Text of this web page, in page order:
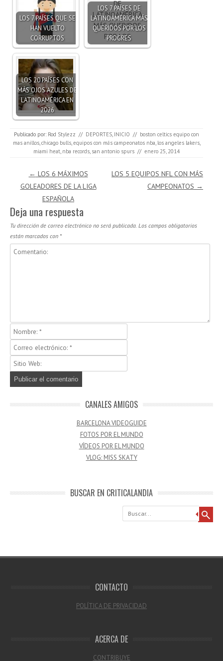
LOS 7 PAÍSES QUE SE
HAN VUELTO
CORRUPTOS
LOS 7 PAÍSES DE
LATINOAMÉRICA MÁS
QUERIDOS POR LOS
PROGRES
LOS 20 PAÍSES CON
MÁS OJOS AZULES DE
LATINOAMÉRICA EN
2026
Publicado por: Rod Stylezz // DEPORTES, INICIO // boston celtics equipo con
mas anillos,chicago bulls,equipos con más campeonatos nba, los angeles lakers,
miami heat, nba records, san antonio spurs // enero 25, 2014
Navegación de entradas
← LOS 6 MÁXIMOS
GOLEADORES DE LA LIGA
ESPAÑOLA
LOS 5 EQUIPOS NFL CON MÁS
CAMPEONATOS →
Deja una respuesta
Tu dirección de correo electrónico no será publicada. Los campos obligatorios
están marcados con *
CANALES AMIGOS
BARCELONA VIDEOGUIDE
FOTOS POR EL MUNDO
VÍDEOS POR EL MUNDO
VLOG: MISS SKATY
BUSCAR EN CRITICALANDIA
Buscar
CONTACTO
POLÍTICA DE PRIVACIDAD
ACERCA DE
CONTRIBUYE